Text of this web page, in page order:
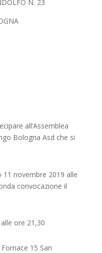
N. 23
all’Assemblea
Bologna Asd che si
novembre 2019 alle
convocazione il
alle ore 21,30
15 San